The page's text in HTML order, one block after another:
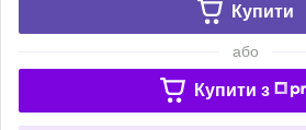
Купити
або
Купити з